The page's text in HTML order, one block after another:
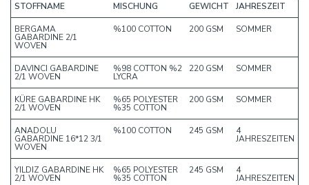
STOFFNAME MISCHUNG GEWICHT JAHRESZEIT
BERGAMA
GABARDINE 2/1
WOVEN
%100 COTTON 200 GSM SOMMER
DAVINCI GABARDINE
2/1 WOVEN
%98 COTTON %2
LYCRA
220 GSM SOMMER
KÜRE GABARDINE HK
2/1 WOVEN
%65 POLYESTER
%35 COTTON
200 GSM SOMMER
ANADOLU
GABARDINE 16*12 3/1
WOVEN
%100 COTTON 245 GSM 4
JAHRESZEITEN
YILDIZ GABARDINE HK
2/1 WOVEN
%65 POLYESTER
%35 COTTON
245 GSM 4
JAHRESZEITEN